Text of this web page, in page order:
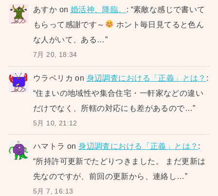
あすか on 婚活神、降臨。 : “素敵な感じで書いて
もらって感謝です～
ホント毎日見てると色ん
な人がいて、ある…”
7月 20, 18:34
ウラベリカ on 身辺調査における「正義」とは？ :
“住まいの地域性や集合住宅・一軒家などの違い
だけでなく、所轄の対応にも差があるので…”
5月 10, 21:12
ハマトラ on身辺調査における「正義」とは？ :
“所持許可更新でたどりつきました。 まだ更新は
先なのですが、前回の更新から、連絡し…”
5月 7, 16:13